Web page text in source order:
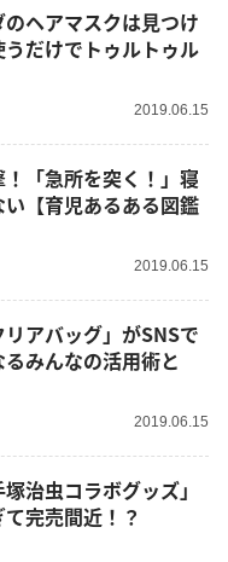
のヘアマスクは見つけ
だけでトゥルトゥル
2019.06.15
「急所を突く！」寝
【育児あるある図鑑
2019.06.15
リアバッグ」がSNSで
みんなの活用術と
2019.06.15
治虫コラボグッズ」
完売間近！？